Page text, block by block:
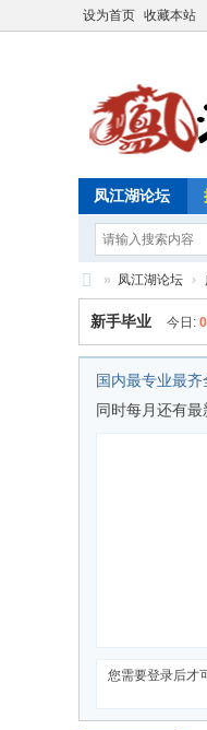
设为首页 收藏本站
凤江湖论坛
凤
江
» 凤江湖论坛 ›
新手毕业 今日: 0
国内最专业最
同时每月还有
您需要登录后才